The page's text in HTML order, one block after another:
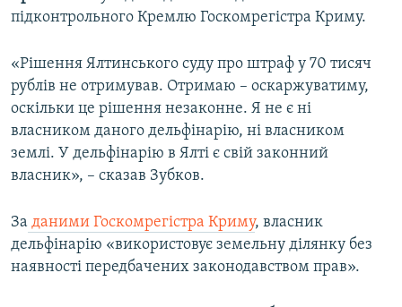
підконтрольного Кремлю Госкомрегістра Криму.
«Рішення Ялтинського суду про штраф у 70 тисяч
рублів не отримував. Отримаю – оскаржуватиму,
оскільки це рішення незаконне. Я не є ні
власником даного дельфінарію, ні власником
землі. У дельфінарію в Ялті є свій законний
власник», – сказав Зубков.
За даними Госкомрегістра Криму, власник
дельфінарію «використовує земельну ділянку без
наявності передбачених законодавством прав».